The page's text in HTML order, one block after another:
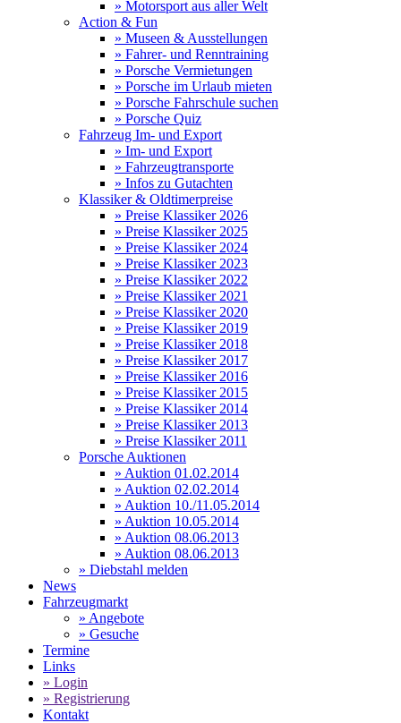
» Motorsport aus aller Welt
Action & Fun
» Museen & Ausstellungen
» Fahrer- und Renntraining
» Porsche Vermietungen
» Porsche im Urlaub mieten
» Porsche Fahrschule suchen
» Porsche Quiz
Fahrzeug Im- und Export
» Im- und Export
» Fahrzeugtransporte
» Infos zu Gutachten
Klassiker & Oldtimerpreise
» Preise Klassiker 2026
» Preise Klassiker 2025
» Preise Klassiker 2024
» Preise Klassiker 2023
» Preise Klassiker 2022
» Preise Klassiker 2021
» Preise Klassiker 2020
» Preise Klassiker 2019
» Preise Klassiker 2018
» Preise Klassiker 2017
» Preise Klassiker 2016
» Preise Klassiker 2015
» Preise Klassiker 2014
» Preise Klassiker 2013
» Preise Klassiker 2011
Porsche Auktionen
» Auktion 01.02.2014
» Auktion 02.02.2014
» Auktion 10./11.05.2014
» Auktion 10.05.2014
» Auktion 08.06.2013
» Auktion 08.06.2013
» Diebstahl melden
News
Fahrzeugmarkt
» Angebote
» Gesuche
Termine
Links
» Login
» Registrierung
Kontakt